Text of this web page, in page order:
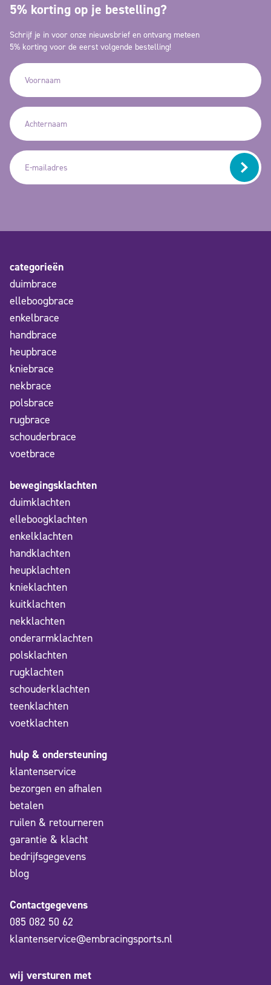
5% korting op je bestelling?
Schrijf je in voor onze nieuwsbrief en ontvang meteen
5% korting voor de eerst volgende bestelling!
categorieën
duimbrace
elleboogbrace
enkelbrace
handbrace
heupbrace
kniebrace
nekbrace
polsbrace
rugbrace
schouderbrace
voetbrace
bewegingsklachten
duimklachten
elleboogklachten
enkelklachten
handklachten
heupklachten
knieklachten
kuitklachten
nekklachten
onderarmklachten
polsklachten
rugklachten
schouderklachten
teenklachten
voetklachten
hulp & ondersteuning
klantenservice
bezorgen en afhalen
betalen
ruilen & retourneren
garantie & klacht
bedrijfsgegevens
blog
Contactgegevens
085 082 50 62
klantenservice@embracingsports.nl
wij versturen met